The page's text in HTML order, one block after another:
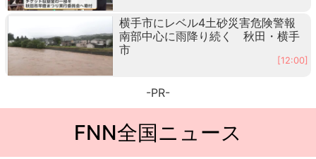
横手市にレベル4土砂災害危険警報
南部中心に雨降り続く 秋田・横手
市
[12:00]
-PR-
FNN全国ニュース